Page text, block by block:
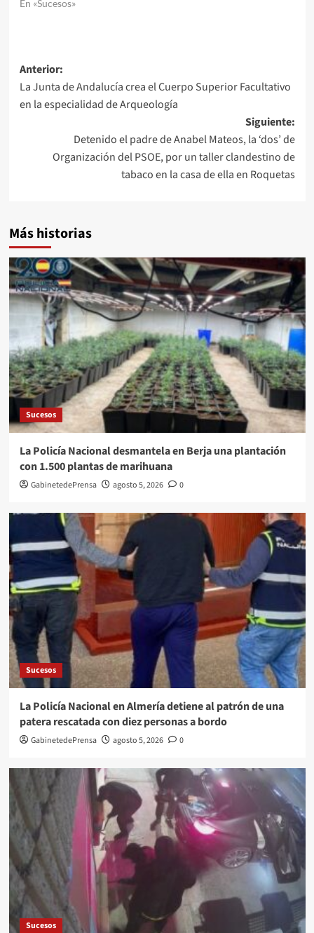
En «Sucesos»
Navegación
de
entradas
Anterior:
La Junta de Andalucía crea el Cuerpo Superior Facultativo
en la especialidad de Arqueología
Siguiente:
Detenido el padre de Anabel Mateos, la ‘dos’ de
Organización del PSOE, por un taller clandestino de
tabaco en la casa de ella en Roquetas
Más historias
Sucesos
La Policía Nacional desmantela en Berja una plantación
con 1.500 plantas de marihuana
GabinetedePrensa agosto 5, 2026 0
Sucesos
La Policía Nacional en Almería detiene al patrón de una
patera rescatada con diez personas a bordo
GabinetedePrensa agosto 5, 2026 0
Sucesos